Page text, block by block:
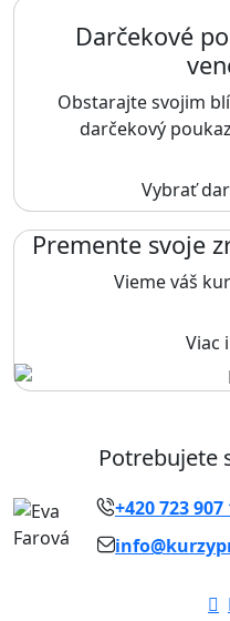
Darčekové
Obstarajte svojim
darčekový
Vybrať
Premente svoje
Vieme váš
Viac
Potrebujete
+420 723 907